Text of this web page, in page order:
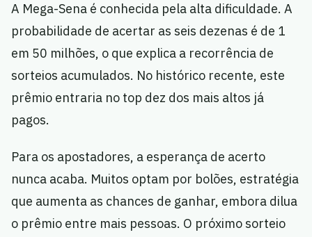
A Mega-Sena é conhecida pela alta dificuldade. A
probabilidade de acertar as seis dezenas é de 1
em 50 milhões, o que explica a recorrência de
sorteios acumulados. No histórico recente, este
prêmio entraria no top dez dos mais altos já
pagos.
Para os apostadores, a esperança de acerto
nunca acaba. Muitos optam por bolões, estratégia
que aumenta as chances de ganhar, embora dilua
o prêmio entre mais pessoas. O próximo sorteio